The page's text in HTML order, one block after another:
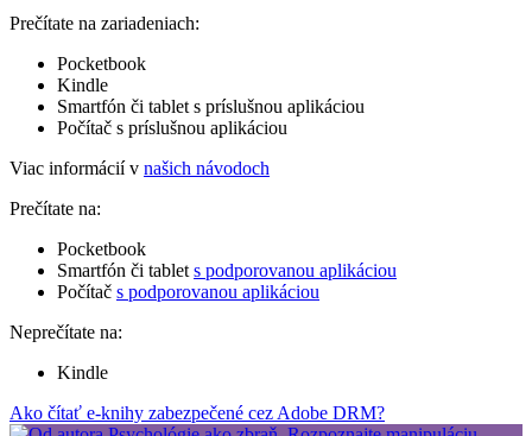
Prečítate na zariadeniach:
Pocketbook
Kindle
Smartfón či tablet s príslušnou aplikáciou
Počítač s príslušnou aplikáciou
Viac informácií v našich návodoch
Prečítate na:
Pocketbook
Smartfón či tablet s podporovanou aplikáciou
Počítač s podporovanou aplikáciou
Neprečítate na:
Kindle
Ako čítať e-knihy zabezpečené cez Adobe DRM?